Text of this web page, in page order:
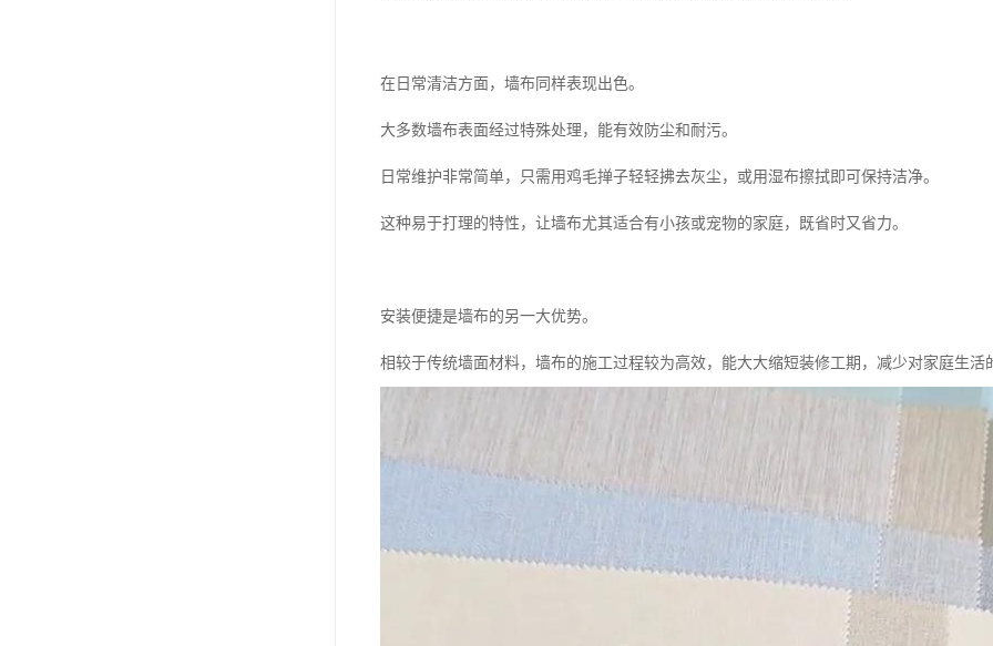
在日常清洁方面，墙布同样表现出色。
大多数墙布表面经过特殊处理，能有效防尘和耐污。
日常维护非常简单，只需用鸡毛掸子轻轻拂去灰尘，或用湿布擦拭即可保持洁净。
这种易于打理的特性，让墙布尤其适合有小孩或宠物的家庭，既省时又省力。
安装便捷是墙布的另一大优势。
相较于传统墙面材料，墙布的施工过程较为高效，能大大缩短装修工期，减少对家庭生活